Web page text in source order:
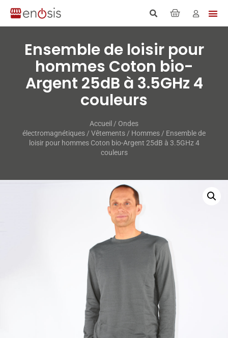
Ensemble de loisir pour
hommes Coton bio-​
Argent 25dB à 3.5GHz 4
couleurs
Accueil / Ondes
électromagnétiques / Vêtements / Hommes / Ensemble de
loisir pour hommes Coton bio-​Argent 25dB à 3.5GHz 4
couleurs